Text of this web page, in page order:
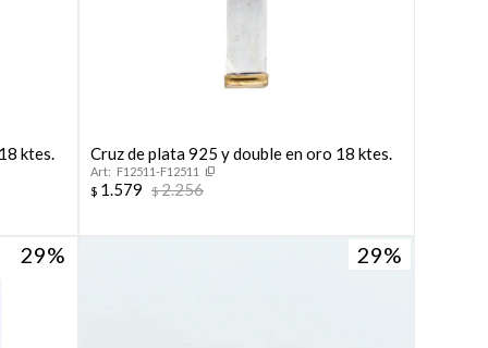
ktes. Cruz de plata 925 y double en oro 18 ktes.
F12511-F12511
$ 1.579 $2.256
29 29